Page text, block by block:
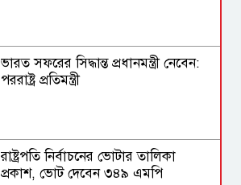
ভারত সফরের সিদ্ধান্ত প্রধানমন্ত্রী নেবেন:
পররাষ্ট্র প্রতিমন্ত্রী
রাষ্ট্রপতি নির্বাচনের ভোটার তালিকা
প্রকাশ, ভোট দেবেন ৩৪৯ এমপি